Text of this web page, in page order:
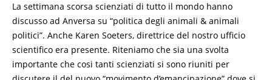
La settimana scorsa scienziati di tutto il mondo hanno
discusso ad Anversa su “politica degli animali & animali
politici”. Anche Karen Soeters, direttrice del nostro ufficio
scientifico era presente. Riteniamo che sia una svolta
importante che cosi tanti scienziati si sono riuniti per